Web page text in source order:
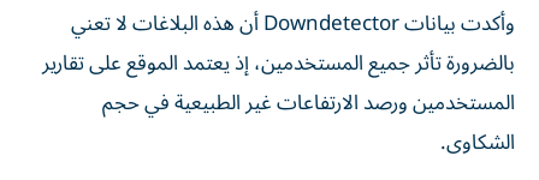
وأكدت بيانات Downdetector أن هذه البلاغات لا تعني
بالضرورة تأثر جميع المستخدمين، إذ يعتمد الموقع على تقارير
المستخدمين ورصد الارتفاعات غير الطبيعية في حجم
الشكاوى.